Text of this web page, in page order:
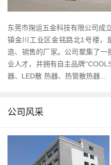
东莞市掬运五金科技有限公司成
镇金川工业区金铭路北1号楼，
造、销售的厂家。公司聚集了一
业人才，并拥有自主品牌
器、LED散 热器、热管散热器...
公司风采